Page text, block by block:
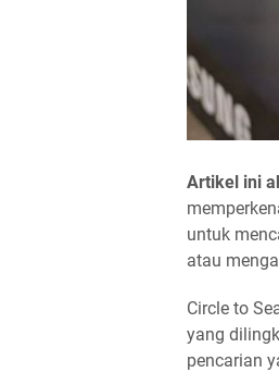
Artikel ini
untuk
atau
Circle to
yang
pencarian